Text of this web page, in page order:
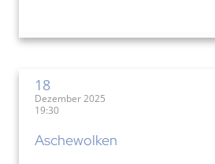
18
Dezember 2025
19:30
Aschewolken